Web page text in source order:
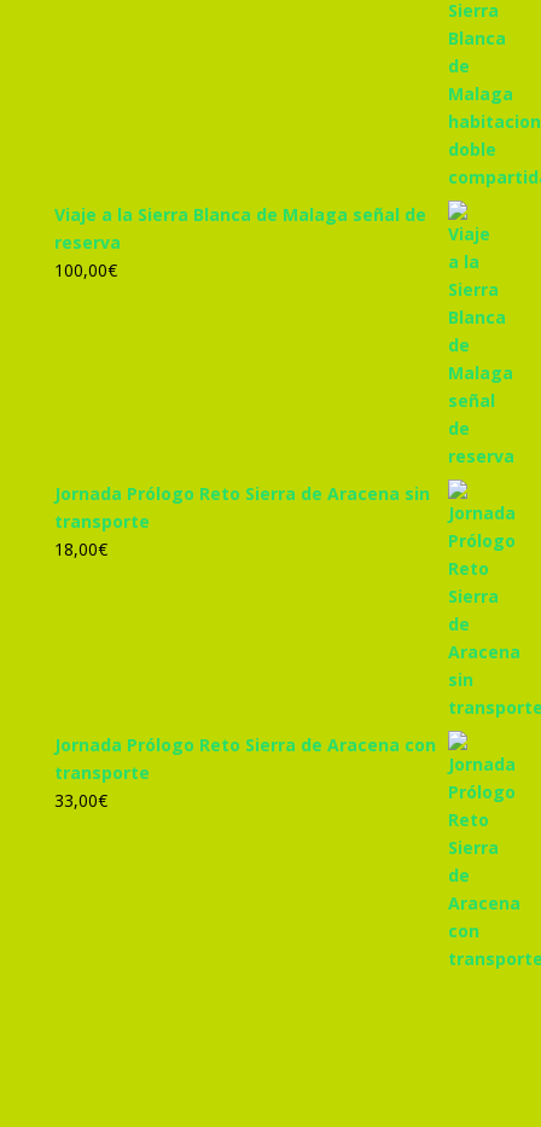
Viaje a la Sierra Blanca de Malaga señal de
reserva
100,00€
Jornada Prólogo Reto Sierra de Aracena sin
transporte
18,00€
Jornada Prólogo Reto Sierra de Aracena con
transporte
33,00€